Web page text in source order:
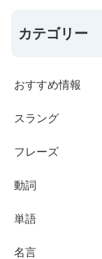
カテゴリー
おすすめ情報
スラング
フレーズ
動詞
単語
名言